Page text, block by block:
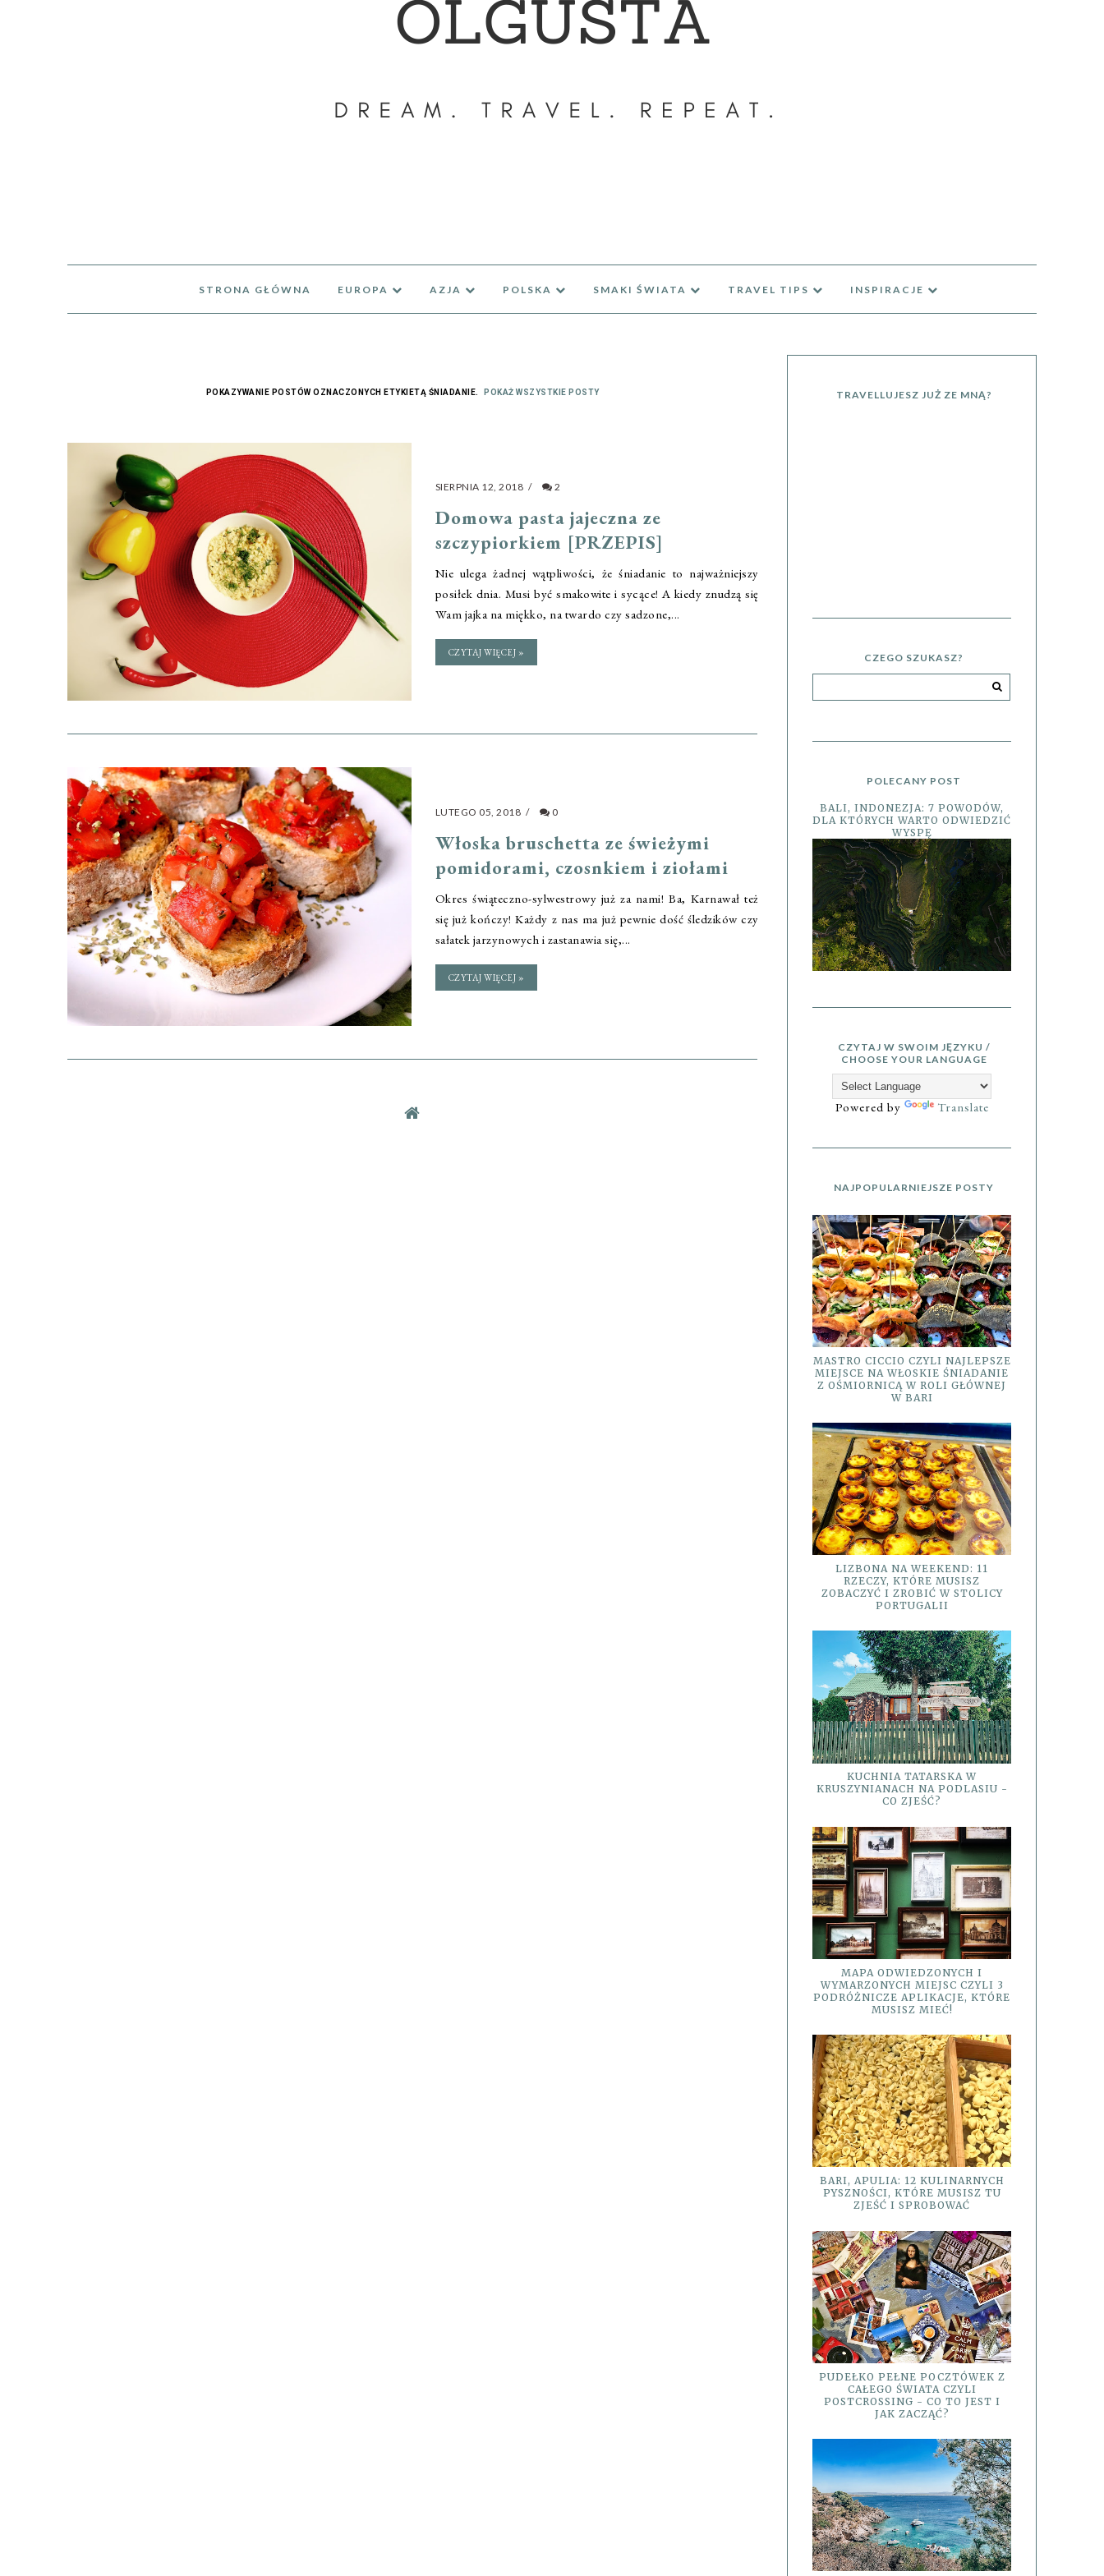
STRONA GŁÓWNA EUROPA AZJA POLSKA SMAKI ŚWIATA TRAVEL TIPS INSPIRACJE
POKAZYWANIE POSTÓW OZNACZONYCH ETYKIETĄ ŚNIADANIE. POKAŻ WSZYSTKIE POSTY
SIERPNIA 12, 2018 / 2
Domowa pasta jajeczna ze
szczypiorkiem [PRZEPIS]
Nie ulega żadnej wątpliwości, że śniadanie to najważniejszy
posiłek dnia. Musi być smakowite i sycące! A kiedy znudzą się
Wam jajka na miękko, na twardo czy sadzone,...
CZYTAJ WIĘCEJ »
LUTEGO 05, 2018 / 0
Włoska bruschetta ze świeżymi
pomidorami, czosnkiem i ziołami
Okres świąteczno-sylwestrowy już za nami! Ba, Karnawał też
się już kończy! Każdy z nas ma już pewnie dość śledzików czy
sałatek jarzynowych i zastanawia się,...
CZYTAJ WIĘCEJ »
TRAVELLUJESZ JUŻ ZE MNĄ?
CZEGO SZUKASZ?
POLECANY POST
BALI, INDONEZJA: 7 POWODÓW,
DLA KTÓRYCH WARTO ODWIEDZIĆ
WYSPĘ
CZYTAJ W SWOIM JĘZYKU /
CHOOSE YOUR LANGUAGE
Powered by Translate
NAJPOPULARNIEJSZE POSTY
MASTRO CICCIO CZYLI NAJLEPSZE
MIEJSCE NA WŁOSKIE ŚNIADANIE
Z OŚMIORNICĄ W ROLI GŁÓWNEJ
W BARI
LIZBONA NA WEEKEND: 11
RZECZY, KTÓRE MUSISZ
ZOBACZYĆ I ZROBIĆ W STOLICY
PORTUGALII
KUCHNIA TATARSKA W
KRUSZYNIANACH NA PODLASIU -
CO ZJEŚĆ?
MAPA ODWIEDZONYCH I
WYMARZONYCH MIEJSC CZYLI 3
PODRÓŻNICZE APLIKACJE, KTÓRE
MUSISZ MIEĆ!
BARI, APULIA: 12 KULINARNYCH
PYSZNOŚCI, KTÓRE MUSISZ TU
ZJEŚĆ I SPROBOWAĆ
PUDEŁKO PEŁNE POCZTÓWEK Z
CAŁEGO ŚWIATA CZYLI
POSTCROSSING - CO TO JEST I
JAK ZACZĄĆ?